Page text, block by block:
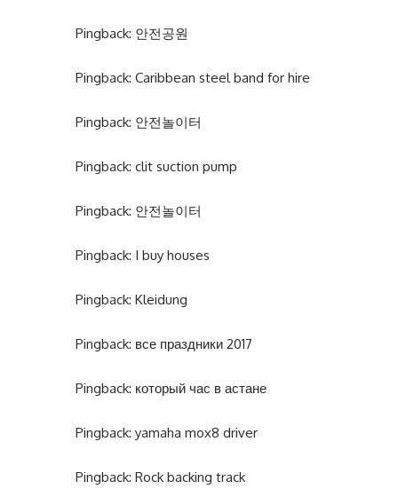
Pingback: 안전공원
Pingback: Caribbean steel band for hire
Pingback: 안전놀이터
Pingback: clit suction pump
Pingback: 안전놀이터
Pingback: I buy houses
Pingback: Kleidung
Pingback: все праздники 2017
Pingback: который час в астане
Pingback: yamaha mox8 driver
Pingback: Rock backing track